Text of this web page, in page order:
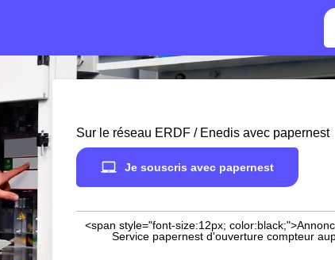
Sur le réseau ERDF / Enedis avec papernest
Je souscris avec papernest
<span style="font-size:12px;
Service papernest d'ouverture compteur